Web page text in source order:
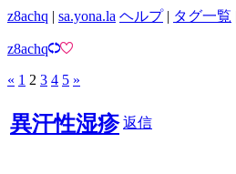
z8achq | sa.yona.la ヘルプ| タグ一覧
z8achq
« 1 2 3 4 5 »
異汗性湿疹 返信